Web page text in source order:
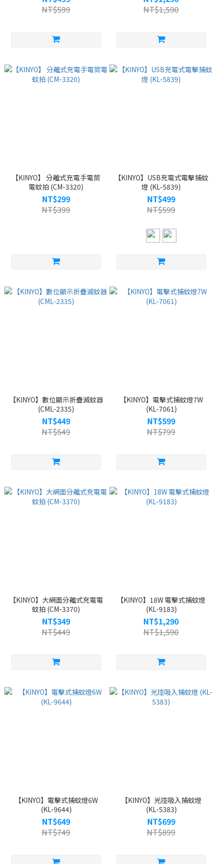
NT$599
NT$1,590
【KINYO】 分離式充電手電筒
電蚊拍 (CM-3320)
NT$299
NT$399
【KINYO】USB充電式電擊捕蚊
燈 (KL-5839)
NT$499
NT$599
【KINYO】數位顯示折疊滅蚊器
(CML-2335)
NT$449
NT$549
【KINYO】電擊式捕蚊燈7W
(KL-7061)
NT$599
NT$799
【KINYO】大網面分離式充電電
蚊拍 (CM-3370)
NT$349
NT$449
【KINYO】18W 電擊式捕蚊燈
(KL-9183)
NT$1,290
NT$1,590
【KINYO】電擊式捕蚊燈6W
(KL-9644)
NT$649
NT$749
【KINYO】光控吸入捕蚊燈
(KL-5383)
NT$699
NT$899